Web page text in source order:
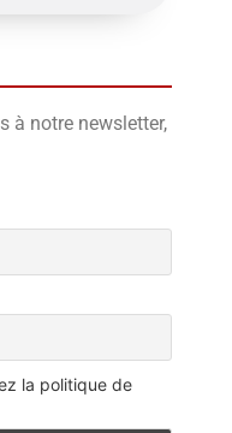
à notre newsletter,
la politique de